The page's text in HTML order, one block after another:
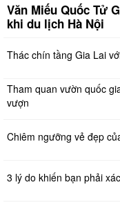
Văn Miếu Quốc Tử
khi du lịch Hà Nội
Thác chín tầng Gia Lai
Tham quan vườn quốc
vượn
Chiêm ngưỡng vẻ đẹp
3 lý do khiến bạn phải